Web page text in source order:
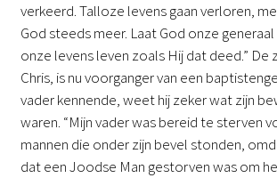
verkeerd. Talloze levens gaan verloren,
God steeds meer. Laat God onze
onze levens leven zoals Hij dat deed.” De
Chris, is nu voorganger van een
vader kennende, weet hij zeker wat zijn
waren. “Mijn vader was bereid te sterven
mannen die onder zijn bevel stonden,
dat een Joodse Man gestorven was om